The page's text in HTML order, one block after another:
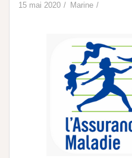
15 mai 2020 Marine